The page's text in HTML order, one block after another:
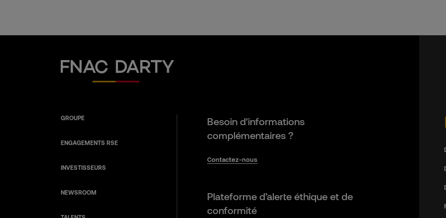
Fnac Darty
GROUPE
ENGAGEMENTS RSE
INVESTISSEURS
NEWSROOM
Besoin d'informations
complémentaires ?
Contactez-nous
Plateforme d’alerte éthique et de
conformité